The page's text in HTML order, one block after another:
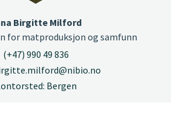
Birgitte Milford
for matproduksjon og samfunn
(+47) 990 49 836
Bergen